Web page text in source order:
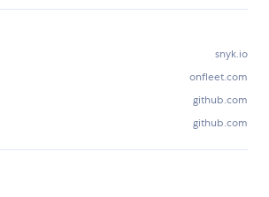
snyk.io
onfleet.com
github.com
github.com